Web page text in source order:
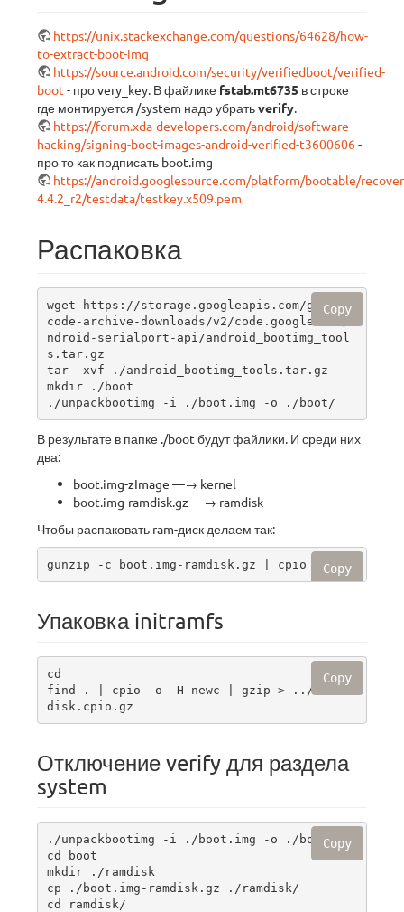
https://unix.stackexchange.com/questions/64628/how-
to-extract-boot-img
https://source.android.com/security/verifiedboot/verified-
boot - про very_key. В файлике fstab.mt6735 в строке
где монтируется /system надо убратьverify.
https://forum.xda-developers.com/android/software-
hacking/signing-boot-images-android-verified-t3600606-
про то как подписать boot.img
https://android.googlesource.com/platform/bootable/
4.4.2_r2/testdata/testkey.x509.pem
Распаковка
wget https://storage.googleapis.com/google-
code-archive-downloads/v2/code.google.com/a
ndroid-serialport-api/android_bootimg_tool
s.tar.gz
tar -xvf ./android_bootimg_tools.tar.gz
mkdir ./boot
./unpackbootimg -i ./boot.img -o ./boot/
Copy
В результате в папке ./boot будут файлики. И среди них
два:
boot.img-zImage —→ kernel
boot.img-ramdisk.gz —→ ramdisk
Чтобы распаковать ram-диск делаем так:
gunzip -c boot.img-ramdisk.gz | cpio -iCopy
Упаковка initramfs
cd
find . | cpio -o -H newc | gzip > ../newram
disk.cpio.gz
Copy
Отключение verify для раздела
system
./unpackbootimg -i ./boot.img -o ./boot
cd boot
mkdir ./ramdisk
cp ./boot.img-ramdisk.gz ./ramdisk/
cd ramdisk/
Copy